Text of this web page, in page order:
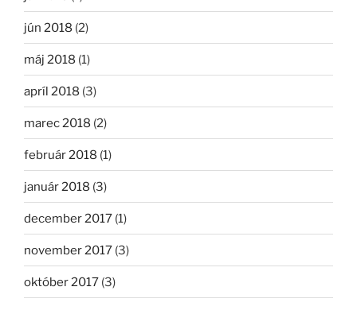
jún 2018 (2)
máj 2018 (1)
apríl 2018 (3)
marec 2018 (2)
február 2018 (1)
január 2018 (3)
december 2017 (1)
november 2017 (3)
október 2017 (3)